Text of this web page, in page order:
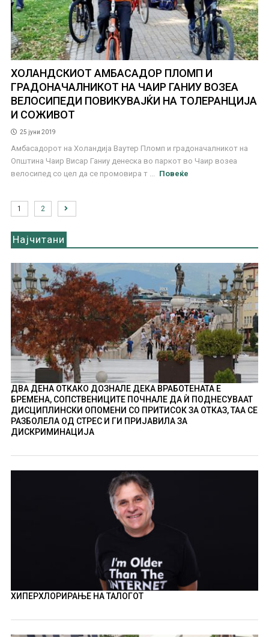
ХОЛАНДСКИОТ АМБАСАДОР ПЛОМП И
ГРАДОНАЧАЛНИКОТ НА ЧАИР ГАНИУ ВОЗЕА
ВЕЛОСИПЕДИ ПОВИКУВАЈЌИ НА ТОЛЕРАНЦИЈА
И СОЖИВОТ
25 јуни 2019
Амбасадорот на Холандија Ваутер Пломп и градоначалникот на
Општина Чаир Висар Ганиу денеска во паркот во Чаир возеа
велосипед со цел да се промовира т ...
Повеќе
1 2
Најчитани
ДВА ДЕНА ОТКАКО ДОЗНАЛЕ ДЕКА ВРАБОТЕНАТА Е
БРЕМЕНА, СОПСТВЕНИЦИТЕ ПОЧНАЛЕ ДА Ѝ ПОДНЕСУВААТ
ДИСЦИПЛИНСКИ ОПОМЕНИ СО ПРИТИСОК ЗА ОТКАЗ, ТАА СЕ
РАЗБОЛЕЛА ОД СТРЕС И ГИ ПРИЈАВИЛА ЗА
ДИСКРИМИНАЦИЈА
ХИПЕРХЛОРИРАЊЕ НА ТАЛОГОТ